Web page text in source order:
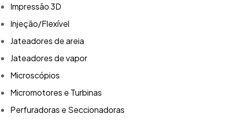
Impressão 3D
Injeção/Flexível
Jateadores de areia
Jateadores de vapor
Microscópios
Micromotores e Turbinas
Perfuradoras e Seccionadoras